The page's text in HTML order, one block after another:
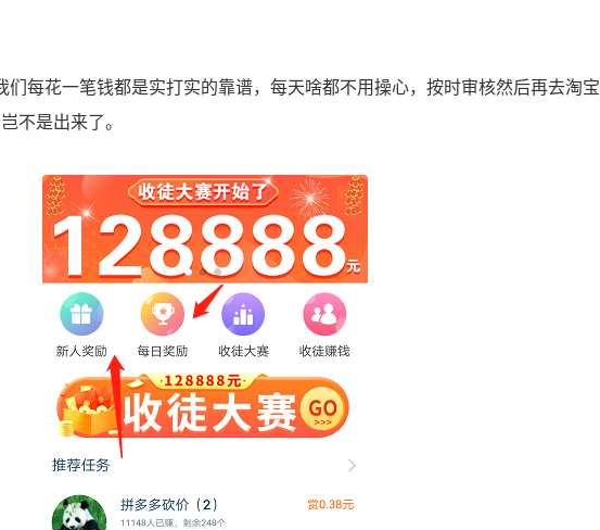
每花一笔钱都是实打实的靠谱，每天啥都不用操心，按时审核然后再去淘
不是出来了。